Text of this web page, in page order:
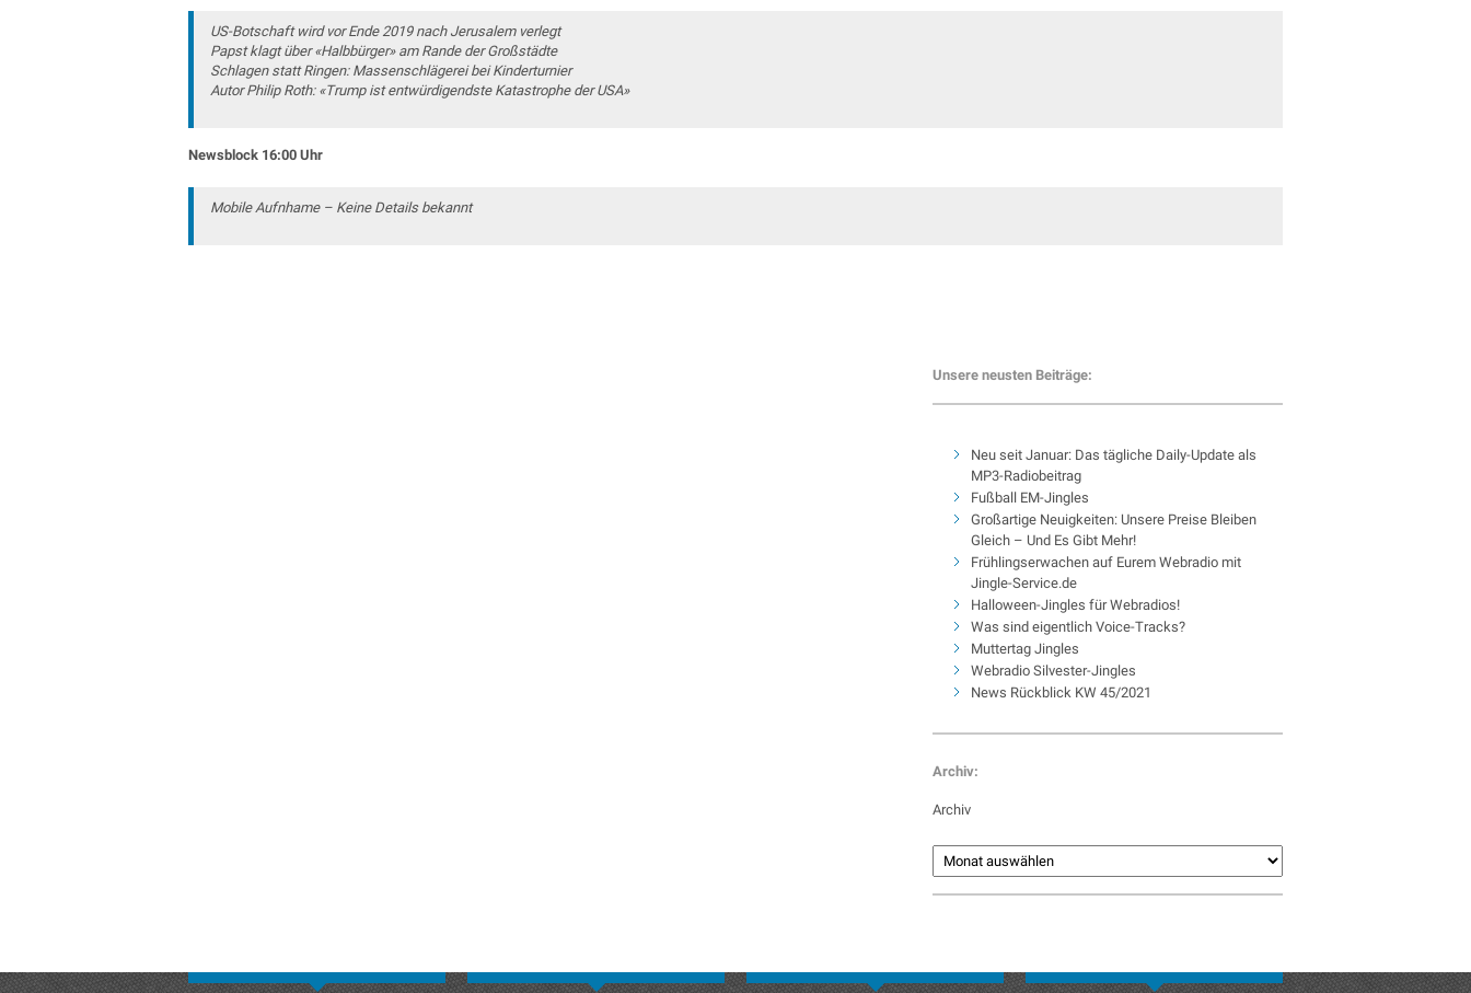
US-Botschaft wird vor Ende 2019 nach Jerusalem verlegt
Papst klagt über «Halbbürger» am Rande der Großstädte
Schlagen statt Ringen: Massenschlägerei bei Kinderturnier
Autor Philip Roth: «Trump ist entwürdigendste Katastrophe der USA»
Newsblock 16:00 Uhr
Mobile Aufnhame – Keine Details bekannt
Unsere neusten Beiträge:
Neu seit Januar: Das tägliche Daily-Update als
MP3-Radiobeitrag
Fußball EM-Jingles
Großartige Neuigkeiten: Unsere Preise Bleiben
Gleich – Und Es Gibt Mehr!
Frühlingserwachen auf Eurem Webradio mit
Jingle-Service.de
Halloween-Jingles für Webradios!
Was sind eigentlich Voice-Tracks?
Muttertag Jingles
Webradio Silvester-Jingles
News Rückblick KW 45/2021
Archiv:
Archiv